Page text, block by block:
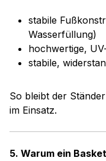
stabile
Wasserfüllung)
hochwertige,
stabile,
So bleibt der
im Einsatz.
5. Warum ein